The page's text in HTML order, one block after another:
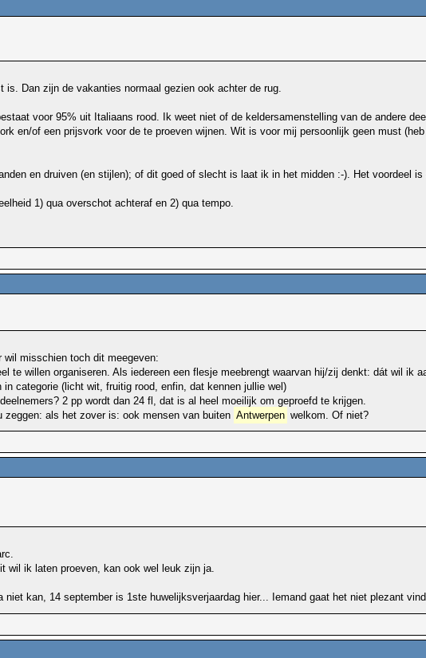
Dan zijn de vakanties normaal gezien ook achter de rug.
voor 95% uit Italiaans rood. Ik weet niet of de keldersamenstelling van de andere
en/of een prijsvork voor de te proeven wijnen. Wit is voor mij persoonlijk geen must
en druiven (en stijlen); of dit goed of slecht is laat ik in het midden :-). Het voordeel
1) qua overschot achteraf en 2) qua tempo.
wil misschien toch dit meegeven:
te willen organiseren. Als iedereen een flesje meebrengt waarvan hij/zij denkt: dát wil ik
categorie (licht wit, fruitig rood, enfin, dat kennen jullie wel)
2 pp wordt dan 24 fl, dat is al heel moeilijk om geproefd te krijgen.
als het zover is: ook mensen van buiten Antwerpen welkom. Of niet?
wil ik laten proeven, kan ook wel leuk zijn ja.
kan, 14 september is 1ste huwelijksverjaardag hier... Iemand gaat het niet plezant